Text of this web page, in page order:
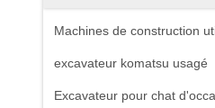
Machines de construction
excavateur komatsu usagé
Excavateur pour chat